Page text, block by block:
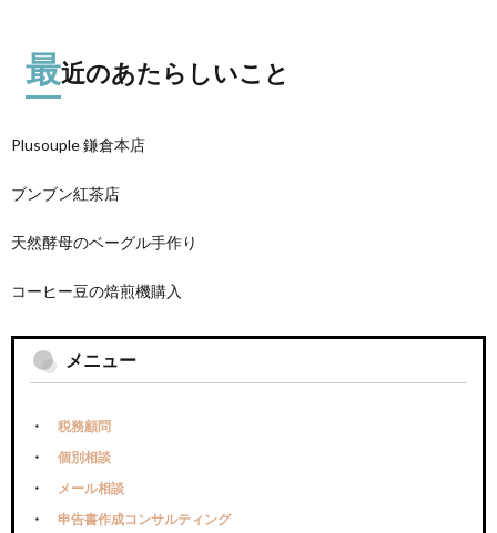
最近のあたらしいこと
Plusouple 鎌倉本店
ブンブン紅茶店
天然酵母のベーグル手作り
コーヒー豆の焙煎機購入
メニュー
税務顧問
個別相談
メール相談
申告書作成コンサルティング